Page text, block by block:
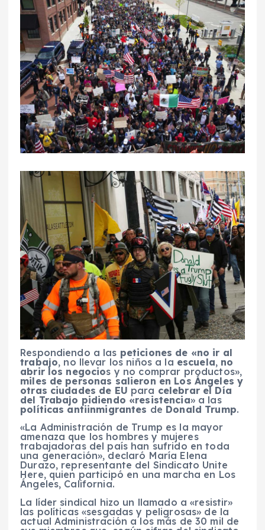
Respondiendo a las peticiones de «no ir al
trabajo, no llevar los niños a la escuela, no
abrir los negocios y no comprar productos»,
miles de personas salieron en Los Ángeles y
otras ciudades de EU para celebrar el Día
del Trabajo pidiendo «resistencia» a las
políticas antiinmigrantes de Donald Trump.
«La Administración de Trump es la mayor
amenaza que los hombres y mujeres
trabajadoras del país han sufrido en toda
una generación», declaró María Elena
Durazo, representante del Sindicato Unite
Here, quien participó en una marcha en Los
Ángeles, California.
La líder sindical hizo un llamado a «resistir»
las políticas «sesgadas y peligrosas» de la
actual Administración a los más de 30 mil de